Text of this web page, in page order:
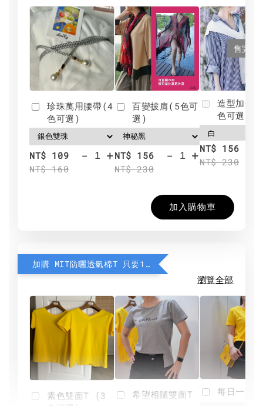
珍珠萬用腰帶(4
色可選)
NT$ 109
NT$ 160
- +
百變披肩(5色可
選)
NT$ 156
NT$ 230
- +
售完
造型加分
色可選)
NT$ 156
NT$ 230
加入購物車
加購 MIT防曬透氣棉T 只要190元
瀏覽全部
素色雙面T (3
希望相隨雙面T 每日一笑